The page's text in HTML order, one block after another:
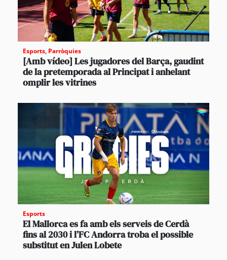
Esports, Parròquies
[Amb vídeo] Les jugadores del Barça, gaudint
de la pretemporada al Principat i anhelant
omplir les vitrines
Esports
El Mallorca es fa amb els serveis de Cerdà
fins al 2030 i l’FC Andorra troba el possible
substitut en Julen Lobete